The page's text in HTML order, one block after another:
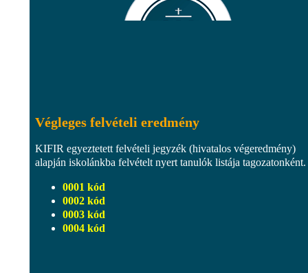
Végleges felvételi eredmény
KIFIR egyeztetett felvételi jegyzék (hivatalos végeredmény)
alapján iskolánkba felvételt nyert tanulók listája tagozatonként.
0001 kód
0002 kód
0003 kód
0004 kód